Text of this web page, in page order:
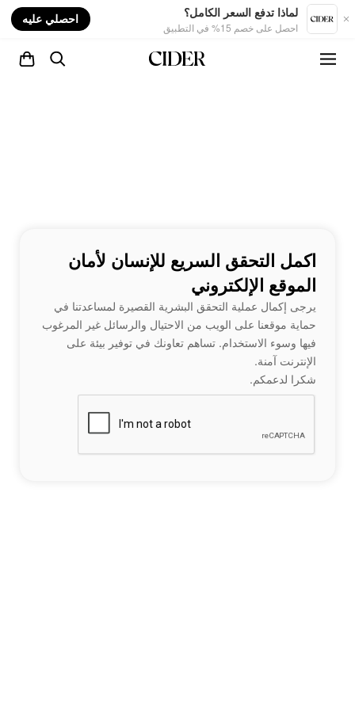
لماذا تدفع السعر الكامل؟
احصل على خصم 15% في التطبيق
احصلي عليه
اكمل التحقق السريع للإنسان لأمان
الموقع الإلكتروني
يرجى إكمال عملية التحقق البشرية القصيرة لمساعدتنا في
حماية موقعنا على الويب من الاحتيال والرسائل غير المرغوب
فيها وسوء الاستخدام. تساهم تعاونك في توفير بيئة على
الإنترنت آمنة.
شكرا لدعمكم.